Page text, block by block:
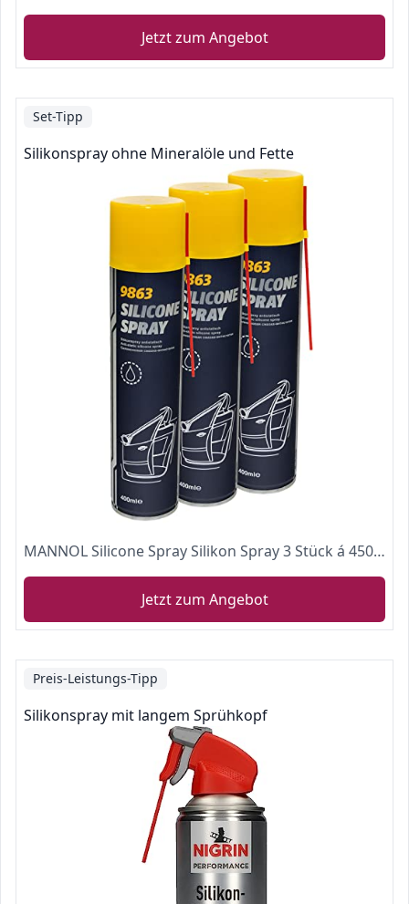
Jetzt zum Angebot
Set-Tipp
Silikonspray ohne Mineralöle und Fette
MANNOL Silicone Spray Silikon Spray 3 Stück á 450 ml
Jetzt zum Angebot
Preis-Leistungs-Tipp
Silikonspray mit langem Sprühkopf